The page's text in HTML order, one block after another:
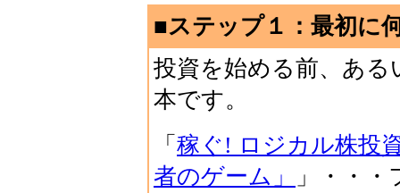
■ステップ１：最初に
投資を始める前、あ
本です。
「 稼ぐ! ロジカル株投
者のゲーム」
」・・